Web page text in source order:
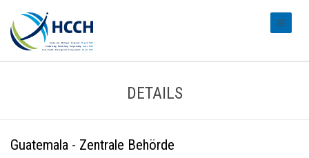
DETAILS
Guatemala - Zentrale Behörde